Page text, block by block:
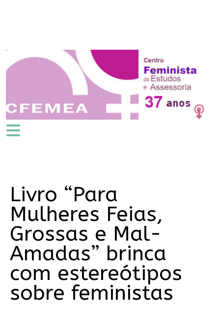
Livro “Para
Mulheres Feias,
Grossas e Mal-
Amadas” brinca
com estereótipos
sobre feministas